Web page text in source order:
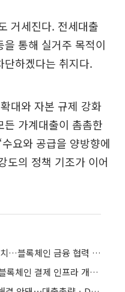
거세진다. 전세대출
통해 실거주 목적이
하겠다는 취지다.
대와 자본 규제 강화
가계대출이 촘촘한
요와 공급을 양방향에
도의 정책 기조가 이어
DSRV, 교보그룹 전략적 투자 유치…블록체인 금융 협력 확대
DSRV, SBI리플아시아와 한·일 블록체인 결제 인프라 개발 착수